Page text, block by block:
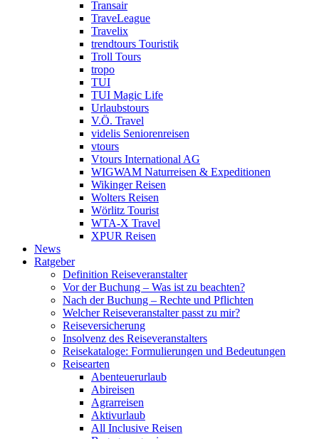
Transair
TraveLeague
Travelix
trendtours Touristik
Troll Tours
tropo
TUI
TUI Magic Life
Urlaubstours
V.Ö. Travel
videlis Seniorenreisen
vtours
Vtours International AG
WIGWAM Naturreisen & Expeditionen
Wikinger Reisen
Wolters Reisen
Wörlitz Tourist
WTA-X Travel
XPUR Reisen
News
Ratgeber
Definition Reiseveranstalter
Vor der Buchung – Was ist zu beachten?
Nach der Buchung – Rechte und Pflichten
Welcher Reiseveranstalter passt zu mir?
Reiseversicherung
Insolvenz des Reiseveranstalters
Reisekataloge: Formulierungen und Bedeutungen
Reisearten
Abenteuerurlaub
Abireisen
Agrarreisen
Aktivurlaub
All Inclusive Reisen